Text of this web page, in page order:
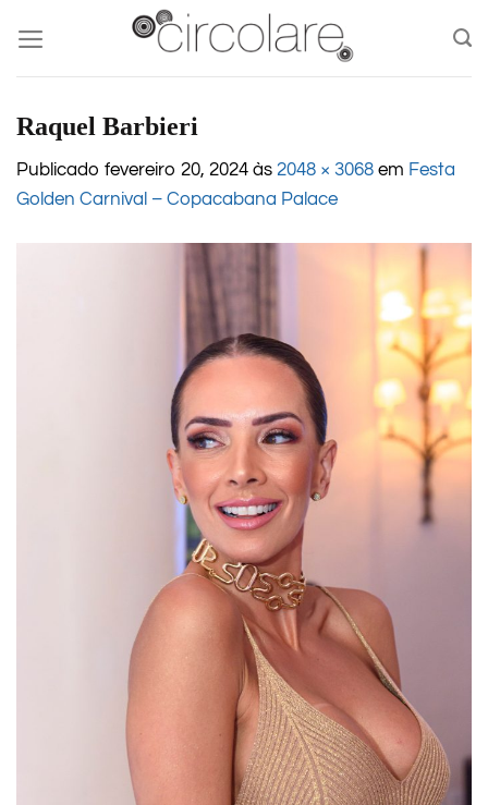
content
Raquel Barbieri
Publicado fevereiro 20, 2024 às 2048 × 3068 em Festa
Golden Carnival – Copacabana Palace